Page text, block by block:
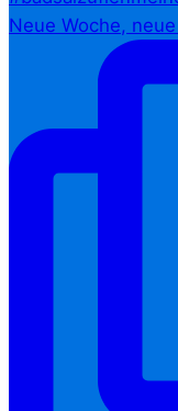
Neue Woche,